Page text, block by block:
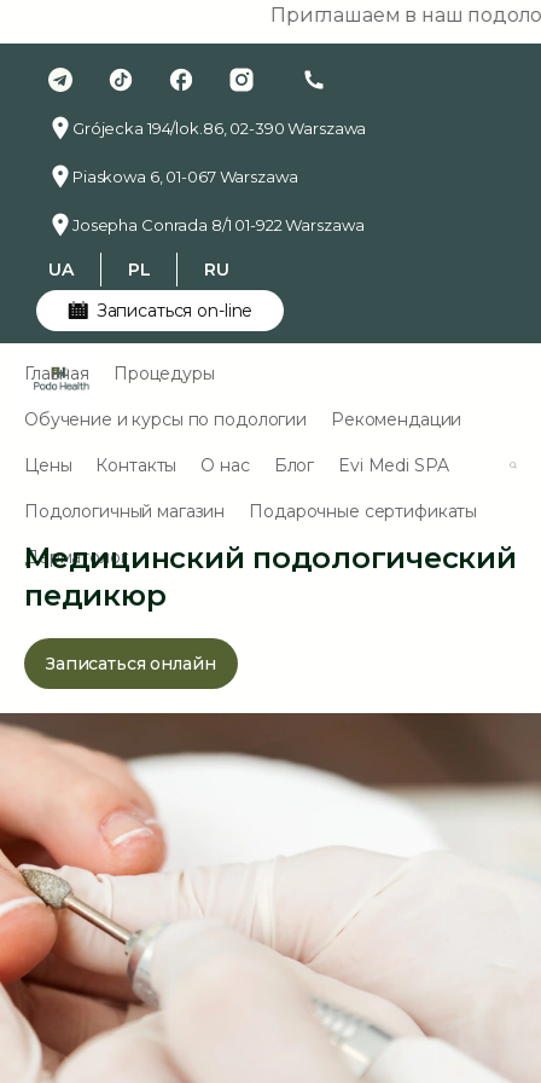
Приглашаем в наш
Grójecka 194/lok.86, 02-390 Warszawa
Piaskowa 6, 01-067 Warszawa
Josepha Conrada 8/1 01-922 Warszawa
UA PL
RU
Записаться on-line
Главная Процедуры
Обучение и курсы по подологии Рекомендации
Цены Контакты О нас Блог Evi Medi SPA
Подологичный магазин Подарочные сертификаты
Дерматолог
Медицинский подологический
педикюр
Записаться онлайн